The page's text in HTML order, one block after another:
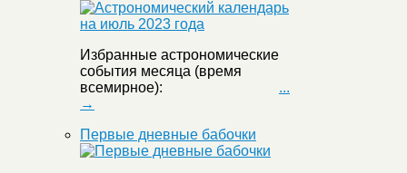
Избранные астрономические
события месяца (время
всемирное): ...
→
Первые дневные бабочки